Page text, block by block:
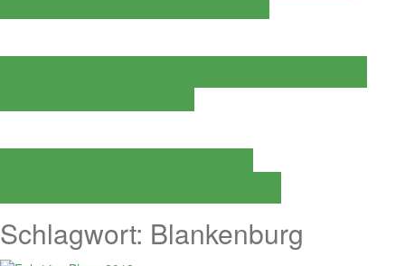
Schlagwort: Blankenburg